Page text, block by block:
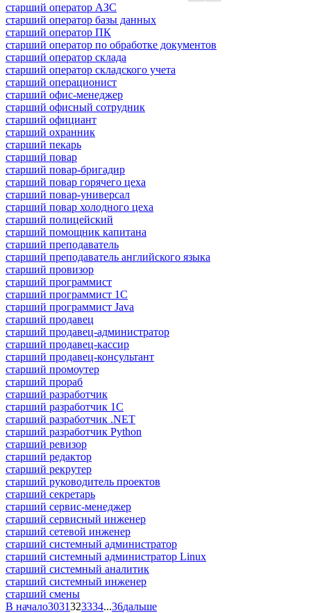
старший оператор АЗС
старший оператор базы данных
старший оператор ПК
старший оператор по обработке документов
старший оператор склада
старший оператор складского учета
старший операционист
старший офис-менеджер
старший офисный сотрудник
старший официант
старший охранник
старший пекарь
старший повар
старший повар-бригадир
старший повар горячего цеха
старший повар-универсал
старший повар холодного цеха
старший полицейский
старший помощник капитана
старший преподаватель
старший преподаватель английского языка
старший провизор
старший программист
старший программист 1С
старший программист Java
старший продавец
старший продавец-администратор
старший продавец-кассир
старший продавец-консультант
старший промоутер
старший прораб
старший разработчик
старший разработчик 1С
старший разработчик .NET
старший разработчик Python
старший ревизор
старший редактор
старший рекрутер
старший руководитель проектов
старший секретарь
старший сервис-менеджер
старший сервисный инженер
старший сетевой инженер
старший системный администратор
старший системный администратор Linux
старший системный аналитик
старший системный инженер
старший смены
В начало3031323334...36дальше